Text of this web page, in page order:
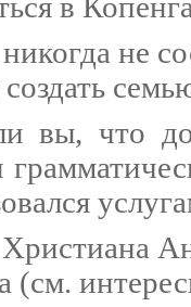
в
не
вы, что
(см.